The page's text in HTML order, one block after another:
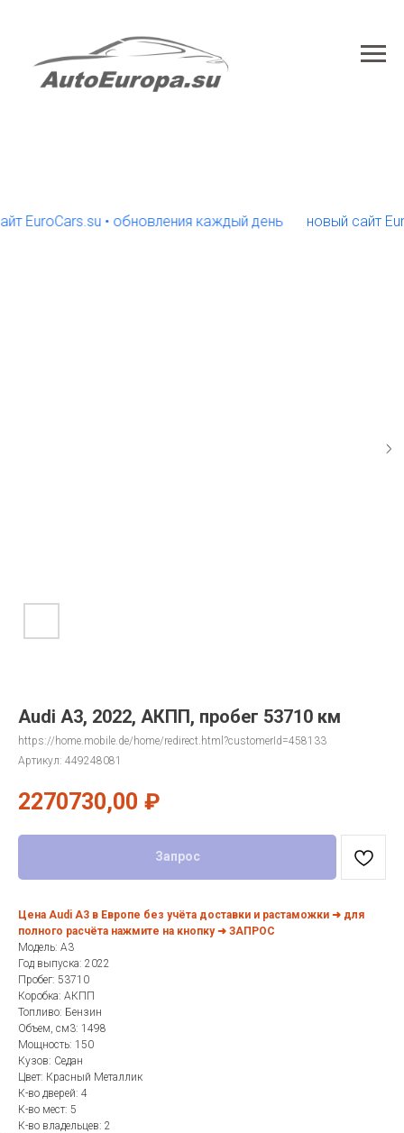
• обновления каждый день новый сайт
Audi A3, 2022, АКПП, пробег 53710 км
https://home.mobile.de/home/redirect.html?customerId=458133
Артикул: 449248081
2270730,00 ₽
Запрос
Цена Audi A3 в Европе без учёта доставки и растаможки ➜ для
полного расчёта нажмите на кнопку ➜ ЗАПРОС
Модель: A3
Год выпуска: 2022
Пробег: 53710
Коробка: АКПП
Топливо: Бензин
Объем, см3: 1498
Мощность: 150
Кузов: Седан
Цвет: Красный Металлик
К-во дверей: 4
К-во мест: 5
К-во владельцев: 2